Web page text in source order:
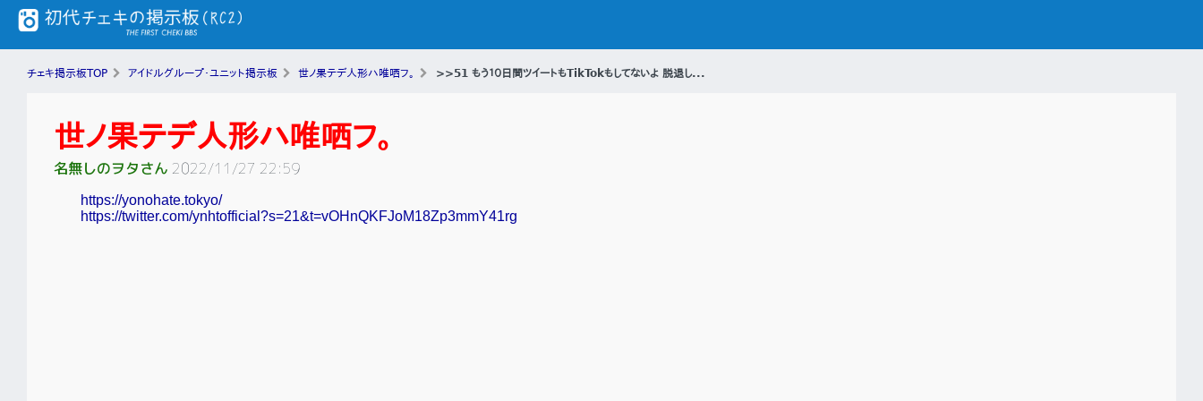
チェキ掲示板TOP アイドルグループ・ユニット掲示板 世ノ果テデ人形ハ唯哂フ。 >>51 もう１０日間ツイートもTikTokもしてないよ 脱退し...
世ノ果テデ人形ハ唯哂フ。
名無しのヲタさん 2022/11/27 22:59
https://yonohate.tokyo/
https://twitter.com/ynhtofficial?s=21&t=vOHnQKFJoM18Zp3mmY41rg